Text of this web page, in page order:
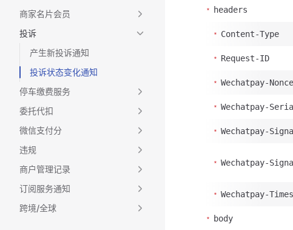
商家名片会员
投诉
产生新投诉通知
投诉状态变化通知
停车缴费服务
委托代扣
微信支付分
违规
商户管理记录
订阅服务通知
跨境/全球
headers
Content-Type
Request-ID
Wechatpay-Nonce
Wechatpay-
Wechatpay-
Wechatpay-
Wechatpay-
body